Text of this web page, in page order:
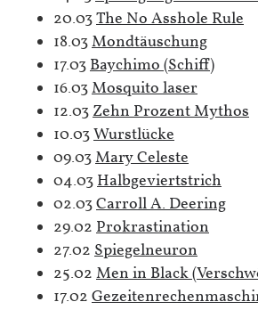
20.03The No Asshole Rule
18.03Mondtäuschung
17.03Baychimo (Schiff)
16.03Mosquito laser
12.03Zehn Prozent Mythos
10.03Wurstlücke
09.03Mary Celeste
04.03Halbgeviertstrich
02.03Carroll A. Deering
29.02 Prokrastination
27.02 Spiegelneuron
25.02 Men in Black
17.02